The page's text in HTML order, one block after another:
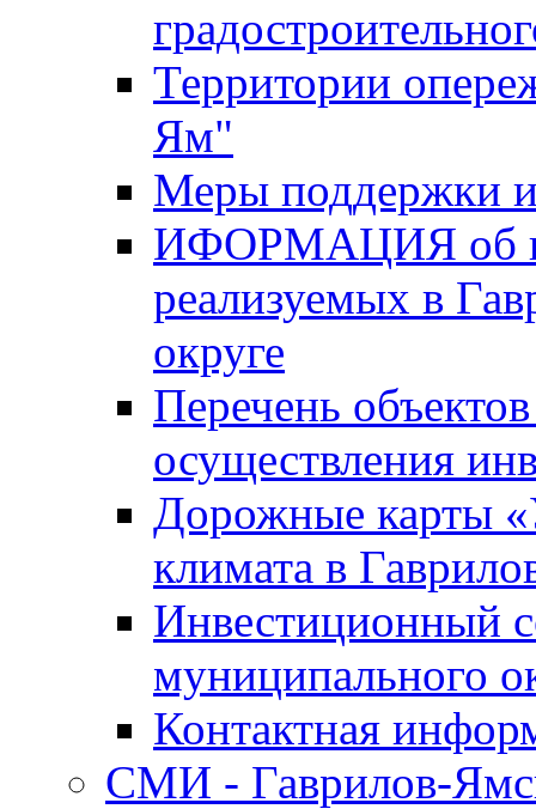
Территории
Ям"
Меры поддержки
ИФОРМАЦИЯ об
реализуемых в
округе
Перечень
осуществления
Дорожные карты
климата в
Инвестиционный
муниципального
Контактная
СМИ - Гаврилов-